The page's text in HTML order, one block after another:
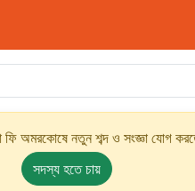
অমরকোষে নতুন শব্দ ও সংজ্ঞা যোগ
সদস্য হতে চায়